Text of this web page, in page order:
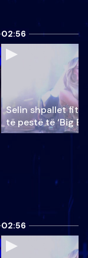
02:56
Selin shpallet
të pestë të ‘Big
02:56